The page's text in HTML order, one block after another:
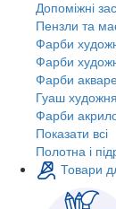
Допоміжні
Пензли та
Фарби
Фарби
Фарби
Гуаш художня
Фарби
Показати всі
Полотна і
Товари